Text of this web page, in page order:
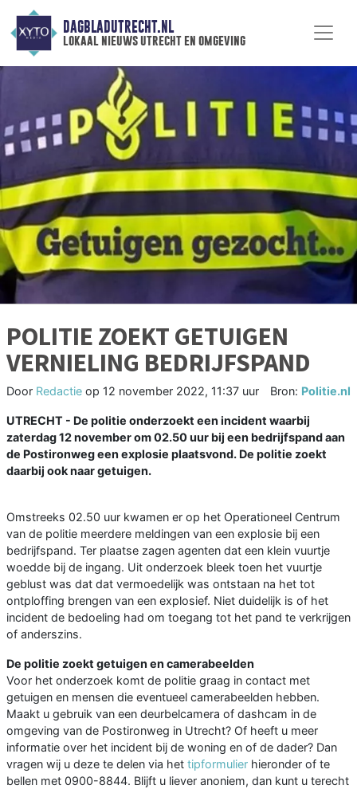
DAGBLADUTRECHT.NL
lokaal nieuws utrecht en omgeving
POLITIE ZOEKT GETUIGEN
VERNIELING BEDRIJFSPAND
Door Redactie op 12 november 2022, 11:37 uur Bron: Politie.nl
UTRECHT - De politie onderzoekt een incident waarbij
zaterdag 12 november om 02.50 uur bij een bedrijfspand aan
de Postironweg een explosie plaatsvond. De politie zoekt
daarbij ook naar getuigen.
Omstreeks 02.50 uur kwamen er op het Operationeel Centrum
van de politie meerdere meldingen van een explosie bij een
bedrijfspand. Ter plaatse zagen agenten dat een klein vuurtje
woedde bij de ingang. Uit onderzoek bleek toen het vuurtje
geblust was dat dat vermoedelijk was ontstaan na het tot
ontploffing brengen van een explosief. Niet duidelijk is of het
incident de bedoeling had om toegang tot het pand te verkrijgen
of anderszins.
De politie zoekt getuigen en camerabeelden
Voor het onderzoek komt de politie graag in contact met
getuigen en mensen die eventueel camerabeelden hebben.
Maakt u gebruik van een deurbelcamera of dashcam in de
omgeving van de Postironweg in Utrecht? Of heeft u meer
informatie over het incident bij de woning en of de dader? Dan
vragen wij u deze te delen via het tipformulier hieronder of te
bellen met 0900-8844. Blijft u liever anoniem, dan kunt u terecht